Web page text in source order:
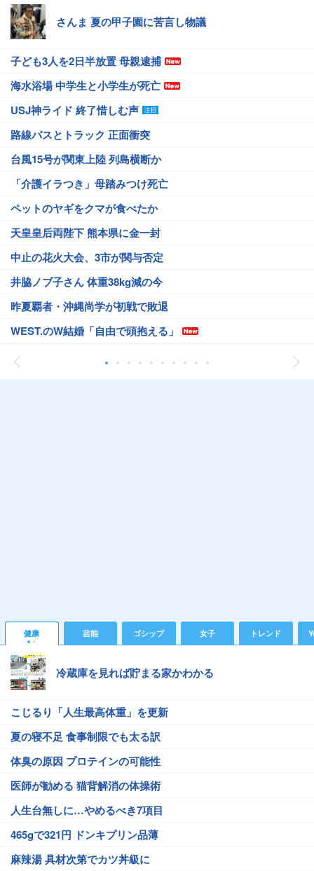
さんま 夏の甲子園に苦言し物議
子ども3人を2日半放置 母親逮捕
海水浴場 中学生と小学生が死亡
USJ神ライド 終了惜しむ声
路線バスとトラック 正面衝突
台風15号が関東上陸 列島横断か
「介護イラつき」母踏みつけ死亡
ペットのヤギをクマが食べたか
天皇皇后両陛下 熊本県に金一封
中止の花火大会、3市が関与否定
井脇ノブ子さん 体重38kg減の今
昨夏覇者・沖縄尚学が初戦で敗退
WEST.のW結婚「自由で頭抱える」
健康 芸能 ゴシップ 女子 トレンド
冷蔵庫を見れば貯まる家かわかる
こじるり「人生最高体重」を更新
夏の寝不足 食事制限でも太る訳
体臭の原因 プロテインの可能性
医師が勧める 猫背解消の体操術
人生台無しに…やめるべき7項目
465gで321円 ドンキプリン品薄
麻辣湯 具材次第でカツ丼級に